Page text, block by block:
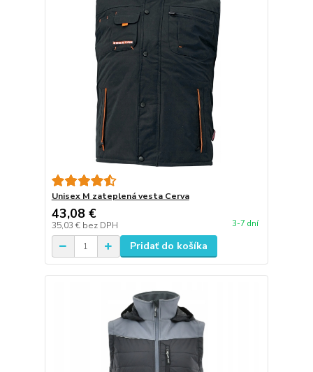
Unisex M zateplená vesta Cerva
43,08 €
35,03 € bez DPH 3-7 dní
Pridať do košíka